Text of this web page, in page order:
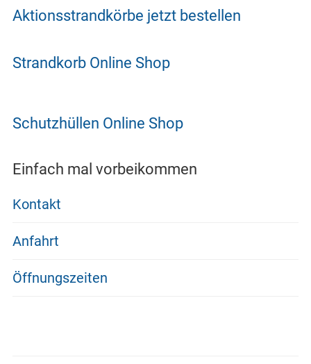
Aktionsstrandkörbe jetzt bestellen
Strandkorb Online Shop
Schutzhüllen Online Shop
Einfach mal vorbeikommen
Kontakt
Anfahrt
Öffnungszeiten